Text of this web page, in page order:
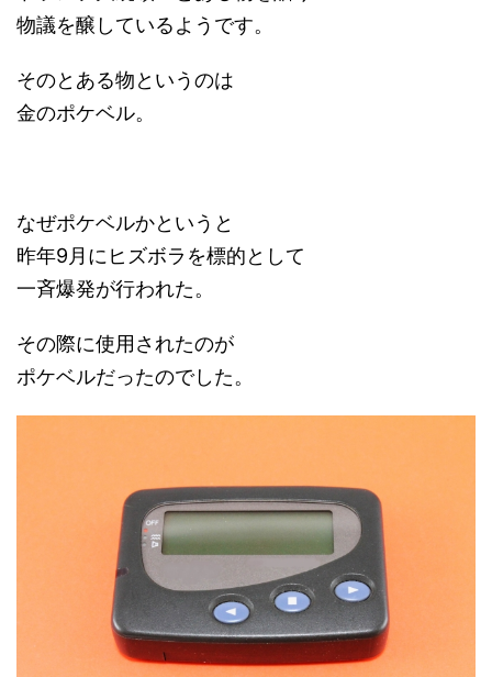
物議を醸しているようです。
そのとある物というのは
金のポケベル。
なぜポケベルかというと
昨年9月にヒズボラを標的として
一斉爆発が行われた。
その際に使用されたのが
ポケベルだったのでした。